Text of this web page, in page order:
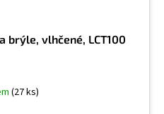
brýle, vlhčené, LCT100
(27 ks)